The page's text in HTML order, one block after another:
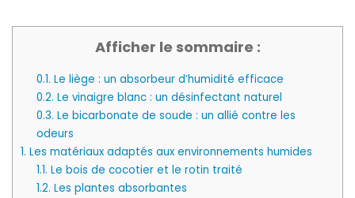
Afficher le sommaire :
0.1. Le liège : un absorbeur d’humidité efficace
0.2. Le vinaigre blanc : un désinfectant naturel
0.3. Le bicarbonate de soude : un allié contre les
odeurs
1. Les matériaux adaptés aux environnements humides
1.1. Le bois de cocotier et le rotin traité
1.2. Les plantes absorbantes